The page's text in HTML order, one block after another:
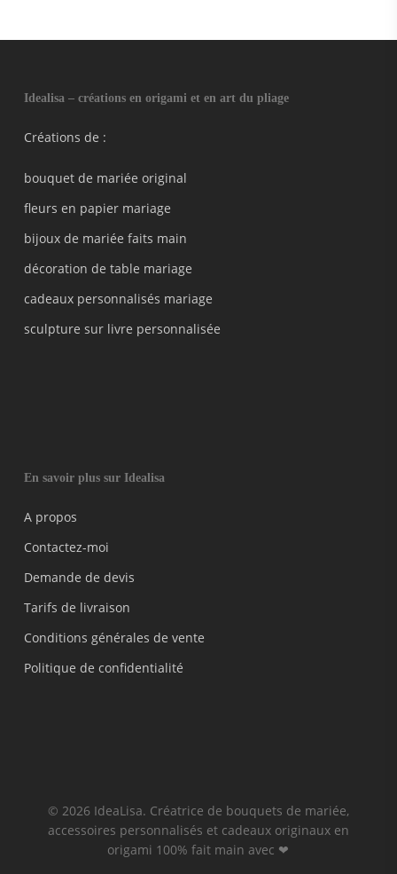
Idealisa – créations en origami et en art du pliage
Créations de :
bouquet de mariée original
fleurs en papier mariage
bijoux de mariée faits main
décoration de table mariage
cadeaux personnalisés mariage
sculpture sur livre personnalisée
En savoir plus sur Idealisa
A propos
Contactez-moi
Demande de devis
Tarifs de livraison
Conditions générales de vente
Politique de confidentialité
© 2026 IdeaLisa. Créatrice de bouquets de mariée,
accessoires personnalisés et cadeaux originaux en
origami 100% fait main avec ❤